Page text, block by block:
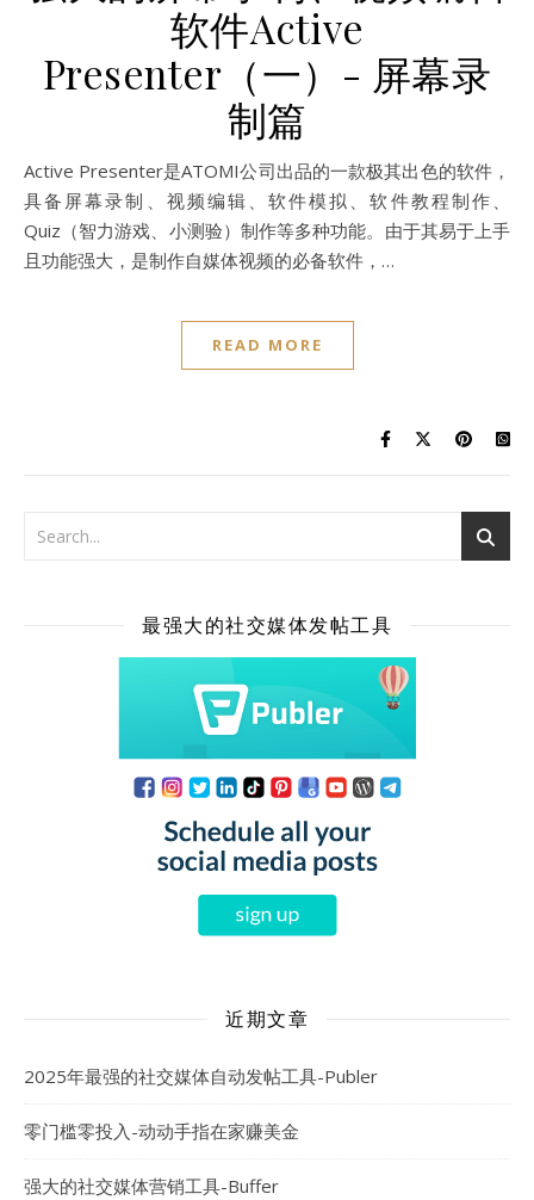
软件Active
Presenter（一）- 屏幕录
制篇
Active Presenter是ATOMI公司出品的一款极其出色的软件，
具备屏幕录制、视频编辑、软件模拟、软件教程制作、
Quiz（智力游戏、小测验）制作等多种功能。由于其易于上手
且功能强大，是制作自媒体视频的必备软件，…
READ MORE
最强大的社交媒体发帖工具
近期文章
2025年最强的社交媒体自动发帖工具-Publer
零门槛零投入-动动手指在家赚美金
强大的社交媒体营销工具-Buffer